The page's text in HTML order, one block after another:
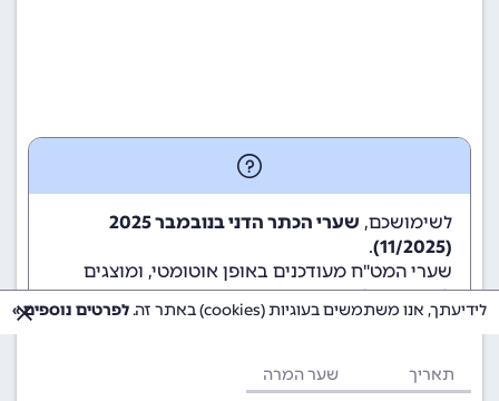
לשימושכם,
שערי הכתר הדני בנובמבר 2025
(11/2025)
.
שערי המט"ח מעודכנים באופן אוטומטי, ומוצגים
לשימוש גולשי ומשתמשי האתר.
תאריך שער המרה
לידיעתך, אנו משתמשים בעוגיות (cookies) באתר זה. לפרטים נוספים »